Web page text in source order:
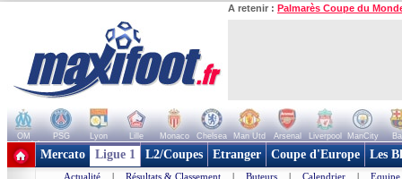
A retenir : Palmarès Coupe du
OM PSG Lyon Lille Monaco Chelsea Man Utd Arsenal Liverpool ManCity
+ de clubs
Mercato Ligue 1 L2/Coupes Etranger Coupe d'Europe Les
Actualité | Résultats & Classement | Buteurs | Calendrier | Equipe